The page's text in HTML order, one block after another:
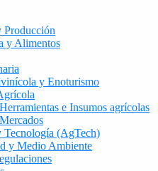
y Alimentos
y Enoturismo
e Insumos agrícolas
(AgTech)
y Medio Ambiente